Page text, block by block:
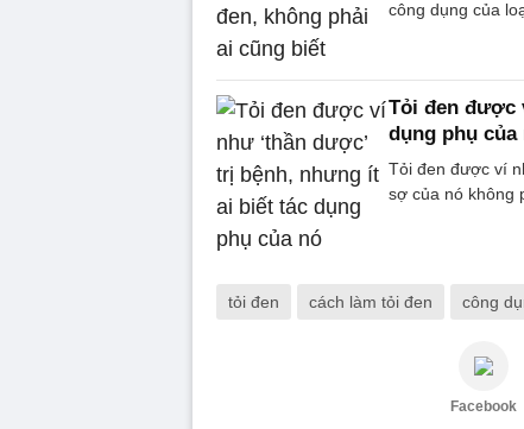
công dụng của
Tỏi đen được
dụng phụ của
Tỏi đen được ví
sợ của nó không
tỏi đen cách làm tỏi đen công
Facebook